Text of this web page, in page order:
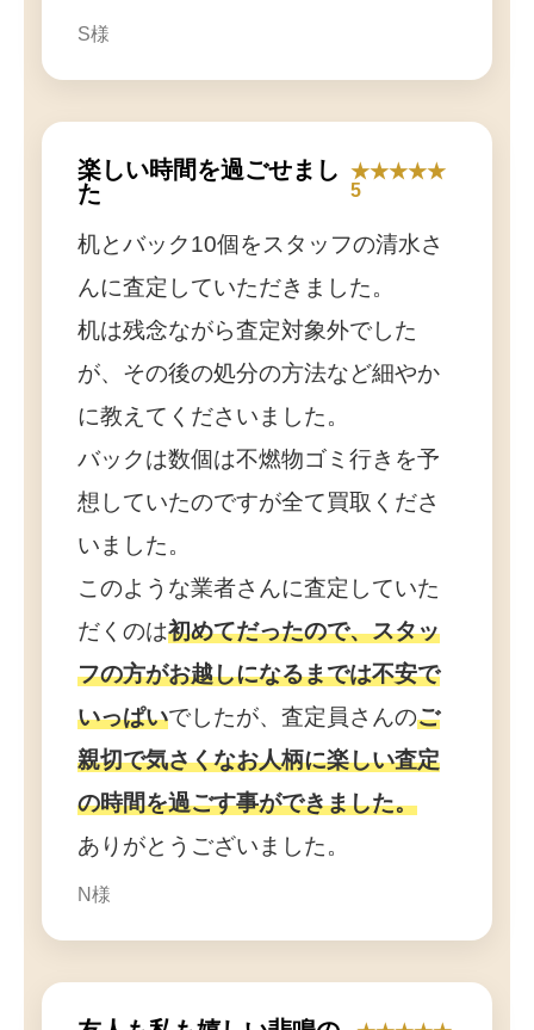
S様
楽しい時間を過ごせまし
た
★★★★★
5
机とバック10個をスタッフの清水さ
んに査定していただきました。
机は残念ながら査定対象外でした
が、その後の処分の方法など細やか
に教えてくださいました。
バックは数個は不燃物ゴミ行きを予
想していたのですが全て買取くださ
いました。
このような業者さんに査定していた
だくのは初めてだったので、スタッ
フの方がお越しになるまでは不安で
いっぱいでしたが、査定員さんのご
親切で気さくなお人柄に楽しい査定
の時間を過ごす事ができました。
ありがとうございました。
N様